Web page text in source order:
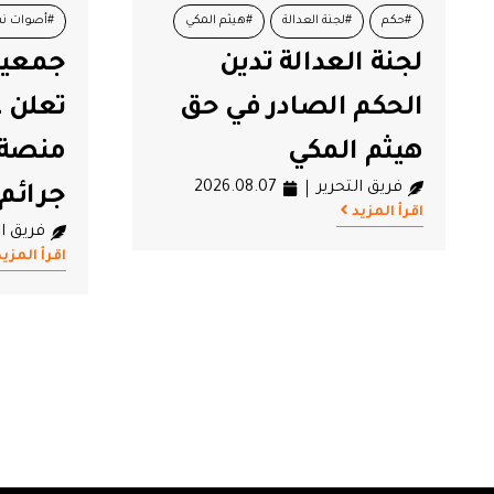
#أصوات نساء #تونس
جمعية أصوات نساء
تعلن عن إطلاق أول
منصة إلكترونية لتوثيق
جرائم تقتيل النساء